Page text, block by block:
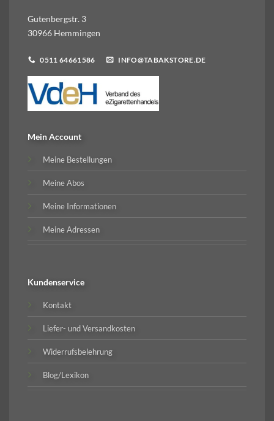
Gutenbergstr. 3
30966 Hemmingen
0511 64661586 INFO@TABAKSTORE.DE
Mein Account
Meine Bestellungen
Meine Abos
Meine Informationen
Meine Adressen
Kundenservice
Kontakt
Liefer- und Versandkosten
Widerrufsbelehrung
Blog/Lexikon